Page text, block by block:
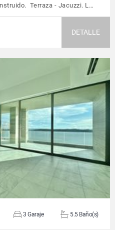
Terraza - Jacuzzi. L…
DETALLE
3 Garaje 5.5 Baño(s)